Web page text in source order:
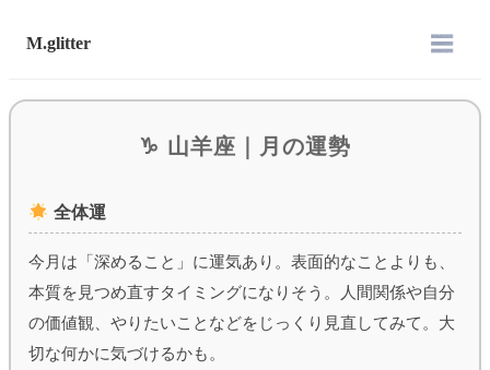
M.glitter
♑︎ 山羊座｜月の運勢
全体運
今月は「深めること」に運気あり。表面的なことよりも、
本質を見つめ直すタイミングになりそう。人間関係や自分
の価値観、やりたいことなどをじっくり見直してみて。大
切な何かに気づけるかも。